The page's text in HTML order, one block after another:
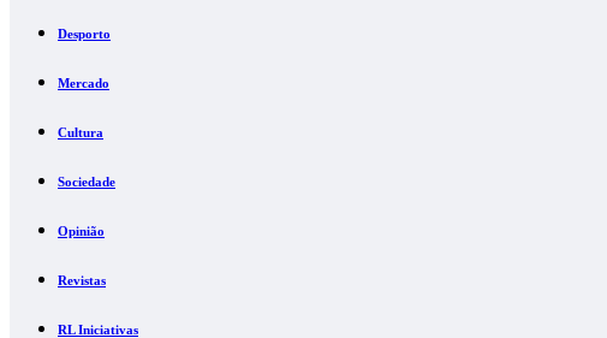
Desporto
Mercado
Cultura
Sociedade
Opinião
Revistas
RL Iniciativas